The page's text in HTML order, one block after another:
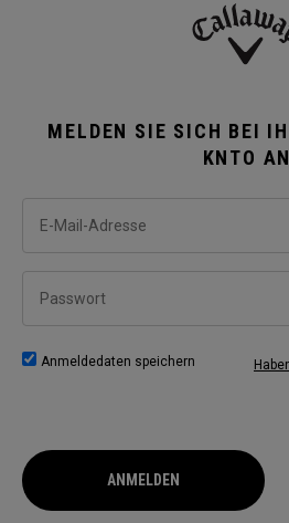
MELDEN SIE SICH BEI
KNTO AN
Anmeldedaten speichern
ANMELDEN